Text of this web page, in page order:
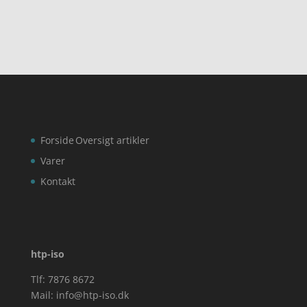
Forside
Varer
Kontakt
Oversigt artikler
htp-iso
Tlf: 7876 8672
Mail: info@htp-iso.dk